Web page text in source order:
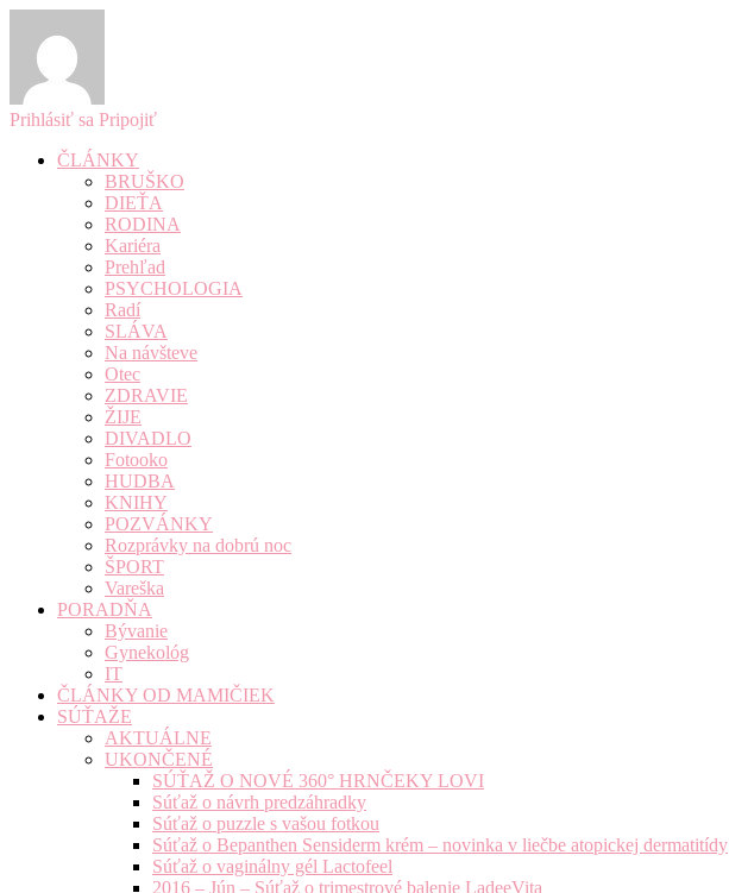
Prihlásiť sa Pripojiť
ČLÁNKY
BRUŠKO
DIEŤA
RODINA
Kariéra
Prehľad
PSYCHOLOGIA
Radí
SLÁVA
Na návšteve
Otec
ZDRAVIE
ŽIJE
DIVADLO
Fotooko
HUDBA
KNIHY
POZVÁNKY
Rozprávky na dobrú noc
ŠPORT
Vareška
PORADŇA
Bývanie
Gynekológ
IT
ČLÁNKY OD MAMIČIEK
SÚŤAŽE
AKTUÁLNE
UKONČENÉ
SÚŤAŽ O NOVÉ 360° HRNČEKY LOVI
Súťaž o návrh predzáhradky
Súťaž o puzzle s vašou fotkou
Súťaž o Bepanthen Sensiderm krém – novinka v liečbe atopickej dermatitídy
Súťaž o vaginálny gél Lactofeel
2016 – Jún – Súťaž o trimestrové balenie LadeeVita